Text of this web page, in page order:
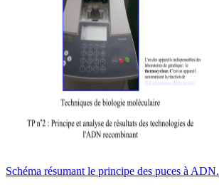
Schéma résumant le principe des puces à ADN.